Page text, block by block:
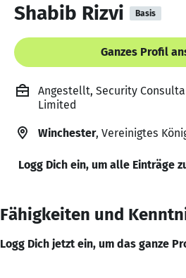
Shabib Rizvi Basis
Ganzes Profil
Angestellt, Security
Limited
Winchester, Vereinigtes
Logg Dich ein, um alle Einträge
Fähigkeiten und
Logg Dich jetzt ein, um das ganze